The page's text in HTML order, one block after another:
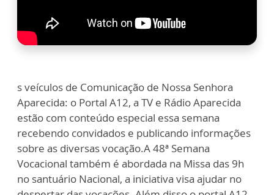
s veículos de Comunicação de Nossa Senhora
Aparecida: o Portal A12, a TV e Rádio Aparecida
estão com conteúdo especial essa semana
recebendo convidados e publicando informações
sobre as diversas vocação.A 48ª Semana
Vocacional também é abordada na Missa das 9h
no santuário Nacional, a iniciativa visa ajudar no